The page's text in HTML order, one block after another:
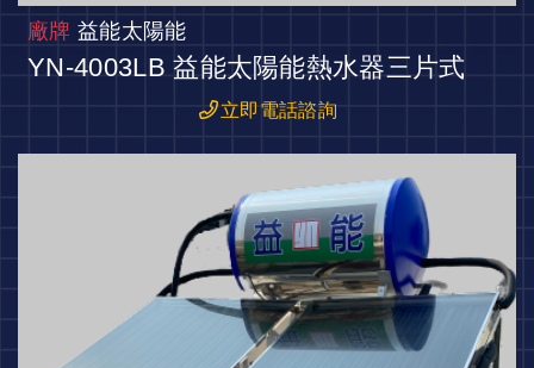
廠牌 益能太陽能
YN-4003LB 益能太陽能熱水器三片式
立即電話諮詢